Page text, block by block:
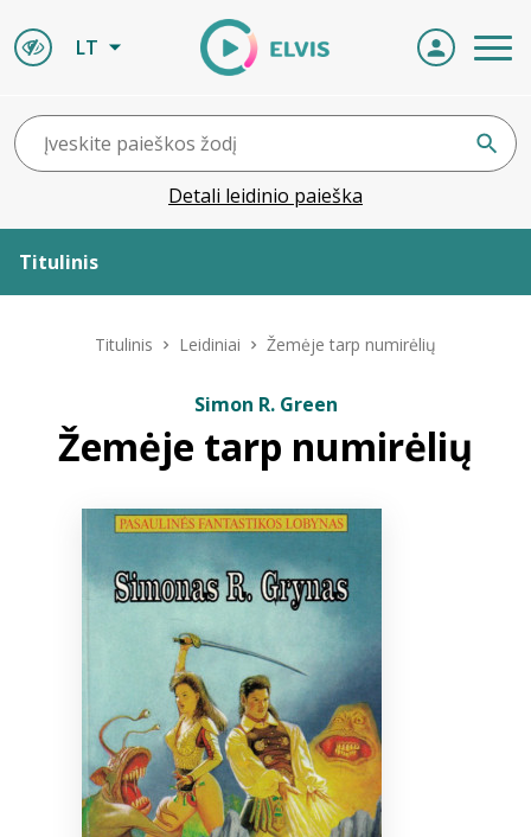
LT
Detali leidinio paieška
Titulinis
ELVIS atvyksta
Naujienos
Bibliotekoms
+370 667 80 541
info@elvislab.lt
Titulinis Leidiniai Žemėje tarp numirėlių
Simon R. Green
Žemėje tarp numirėlių